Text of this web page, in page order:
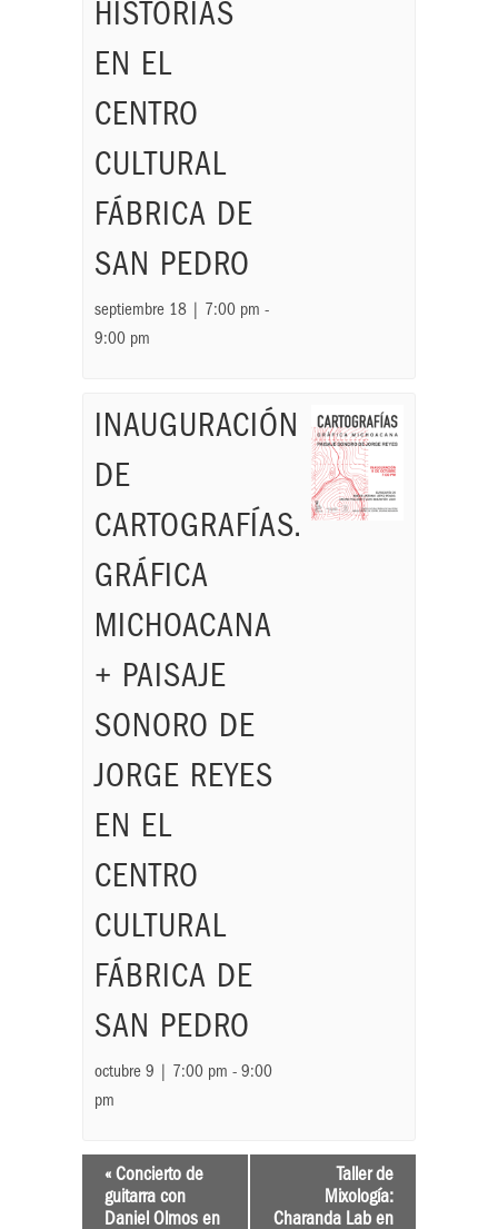
HISTORIAS
EN EL
CENTRO
CULTURAL
FÁBRICA DE
SAN PEDRO
septiembre 18 | 7:00 pm -
9:00 pm
INAUGURACIÓN
DE
CARTOGRAFÍAS.
GRÁFICA
MICHOACANA
+ PAISAJE
SONORO DE
JORGE REYES
EN EL
CENTRO
CULTURAL
FÁBRICA DE
SAN PEDRO
octubre 9 | 7:00 pm - 9:00
pm
« Concierto de
guitarra con
Daniel Olmos en
Taller de
Mixología:
Charanda Lab en